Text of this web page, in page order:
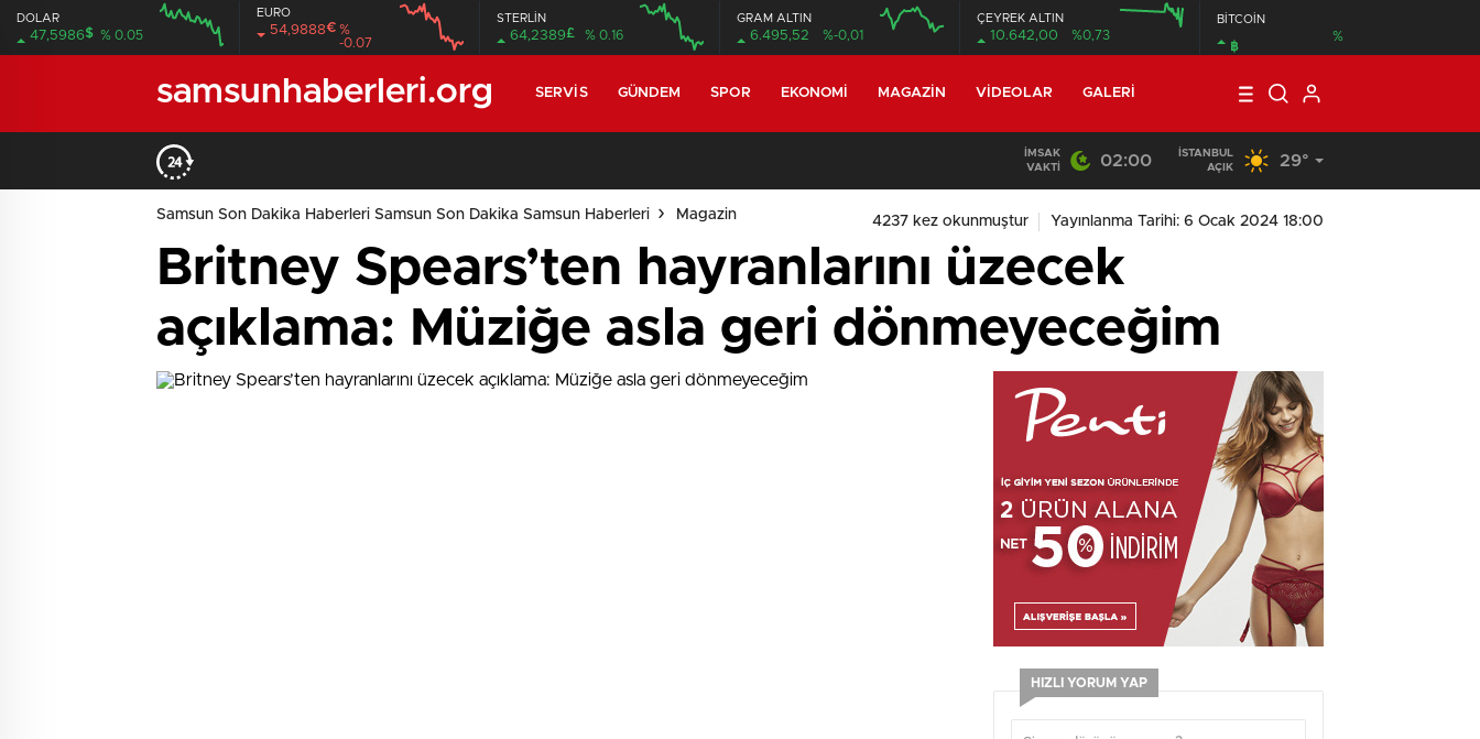
DOLAR
47,5986$ % 0.05
EURO
54,9888€ %
-0.07
STERLİN
64,2389£ % 0.16
GRAM ALTIN
6.495,52 %-0,01
ÇEYREK ALTIN
10.642,00 %0,73
BİTCOİN
฿
%
samsunhaberleri.org SERVIS GÜNDEM SPOR EKONOMI MAGAZIN VIDEOLAR GALERI
İMSAK
VAKTI
02:00
İSTANBUL
AÇIK
29°
Samsun Son Dakika Haberleri Samsun Son Dakika Samsun Haberleri Magazin 4237 kez okunmuştur Yayınlanma Tarihi: 6 Ocak 2024 18:00
Britney Spears’ten hayranlarını üzecek
açıklama: Müziğe asla geri dönmeyeceğim
HIZLI YORUM YAP